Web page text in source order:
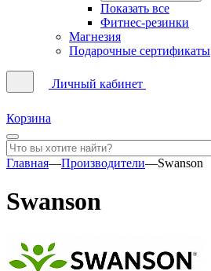
Показать все
Фитнес-резинки
Магнезия
Подарочные сертификаты
Личный кабинет
Корзина
Главная—Производители—Swanson
Swanson